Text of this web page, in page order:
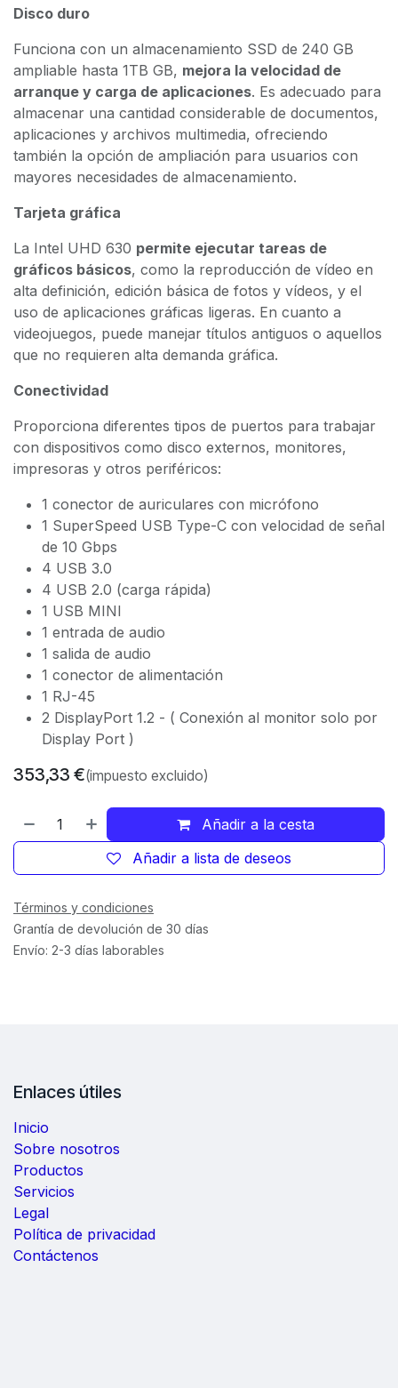
Disco duro
Funciona con un almacenamiento SSD de 240 GB
ampliable hasta 1TB GB, mejora la velocidad de
arranque y carga de aplicaciones. Es adecuado para
almacenar una cantidad considerable de documentos,
aplicaciones y archivos multimedia, ofreciendo
también la opción de ampliación para usuarios con
mayores necesidades de almacenamiento.
Tarjeta gráfica
La Intel UHD 630 permite ejecutar tareas de
gráficos básicos, como la reproducción de vídeo en
alta definición, edición básica de fotos y vídeos, y el
uso de aplicaciones gráficas ligeras. En cuanto a
videojuegos, puede manejar títulos antiguos o aquellos
que no requieren alta demanda gráfica.
Conectividad
Proporciona diferentes tipos de puertos para trabajar
con dispositivos como disco externos, monitores,
impresoras y otros periféricos:
1 conector de auriculares con micrófono
1 SuperSpeed USB Type-C con velocidad de señal
de 10 Gbps
4 USB 3.0
4 USB 2.0 (carga rápida)
1 USB MINI
1 entrada de audio
1 salida de audio
1 conector de alimentación
1 RJ-45
2 DisplayPort 1.2 - ( Conexión al monitor solo por
Display Port )
353,33 €(impuesto excluido)
Añadir a la cesta
Añadir a lista de deseos
Términos y condiciones
Grantía de devolución de 30 días
Envío: 2-3 días laborables
Enlaces útiles
Inicio
Sobre nosotros
Productos
Servicios
Legal
Política de privacidad
Contáctenos